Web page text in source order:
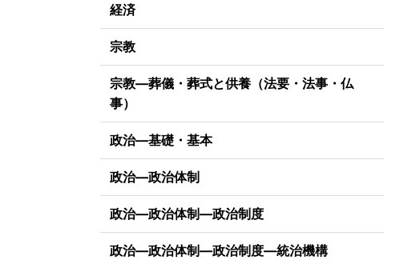
経済
宗教
宗教―葬儀・葬式と供養（法要・法事・仏
事）
政治―基礎・基本
政治―政治体制
政治―政治体制―政治制度
政治―政治体制―政治制度―統治機構